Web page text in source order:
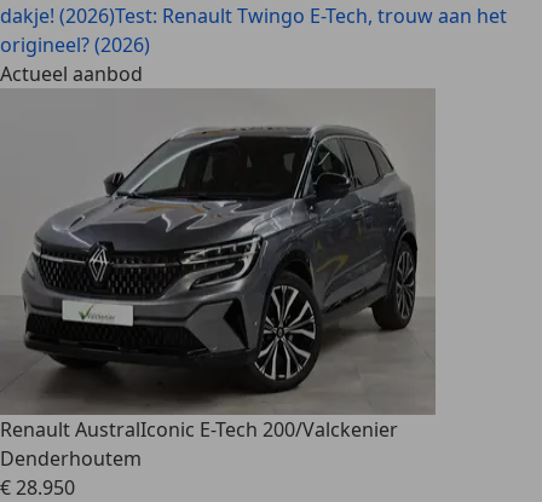
dakje! (2026)Test: Renault Twingo E-Tech, trouw aan het
origineel? (2026)
Actueel aanbod
Renault AustralIconic E-Tech 200/Valckenier
Denderhoutem
€ 28.950